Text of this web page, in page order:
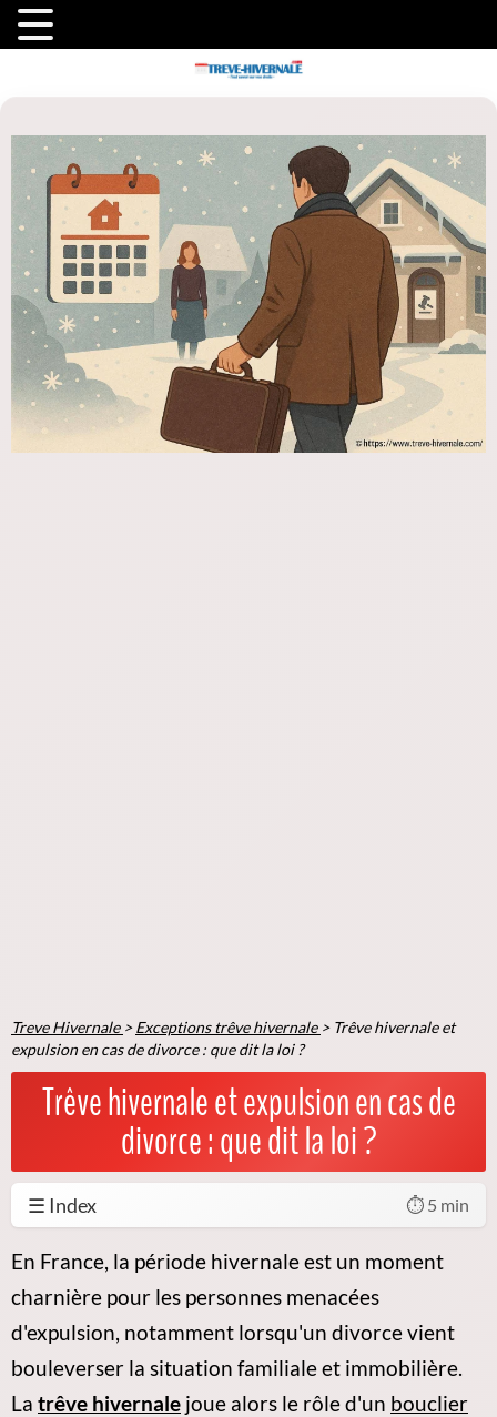
Treve Hivernale >Exceptions trêve hivernale > Trêve hivernale et
expulsion en cas de divorce : que dit la loi ?
Trêve hivernale et expulsion en cas de
divorce : que dit la loi ?
☰ Index ⏱️ 5 min
En France, la période hivernale est un moment
charnière pour les personnes menacées
d'expulsion, notamment lorsqu'un divorce vient
bouleverser la situation familiale et immobilière.
La trêve hivernale joue alors le rôle d'un bouclier